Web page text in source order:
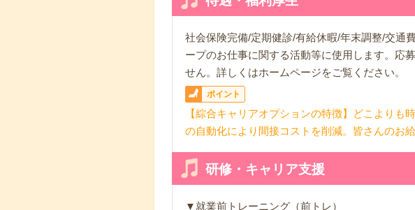
社会保険完備/定期健診/有給休暇/年末調整/交
ープのお仕事に関する活動等に使用します。応
せん。詳しくはホームページをご覧ください。
ポイント
【綜合キャリアオプションの特徴】どこより
の自動化により間接コストを削減。皆さんのお
研修・キャリア支援
▼就業前トレーニング（前トレ）